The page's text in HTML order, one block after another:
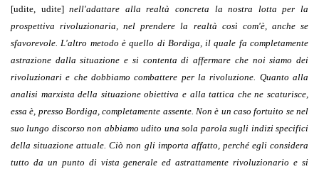
[udite, udite]nell'adattare alla realtà concreta la nostra lotta per la
prospettiva rivoluzionaria, nel prendere la realtà così com'è, anche se
sfavorevole. L'altro metodo è quello di Bordiga, il quale fa completamente
astrazione dalla situazione e si contenta di affermare che noi siamo dei
rivoluzionari e che dobbiamo combattere per la rivoluzione. Quanto alla
analisi marxista della situazione obiettiva e alla tattica che ne scaturisce,
essa è, presso Bordiga, completamente assente. Non è un caso fortuito se nel
suo lungo discorso non abbiamo udito una sola parola sugli indizi specifici
della situazione attuale. Ciò non gli importa affatto, perché egli considera
tutto da un punto di vista generale ed astrattamente rivoluzionario e si